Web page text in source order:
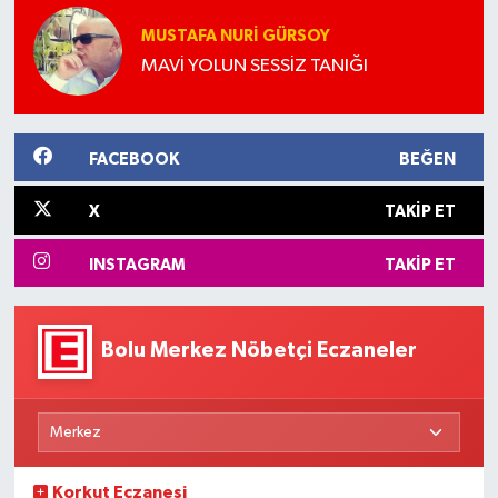
MUSTAFA NURI GÜRSOY
MAVİ YOLUN SESSİZ TANIĞI
FACEBOOK BEĞEN
X TAKIP ET
INSTAGRAM TAKIP ET
Bolu Merkez Nöbetçi Eczaneler
Korkut Eczanesi